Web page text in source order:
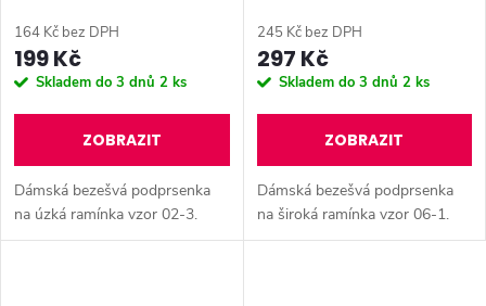
164 Kč bez DPH
199 Kč
Skladem do 3 dnů 2 ks
ZOBRAZIT
Dámská bezešvá podprsenka
na úzká ramínka vzor 02-3.
245 Kč bez DPH
297 Kč
Skladem do 3 dnů 2 ks
ZOBRAZIT
Dámská bezešvá podprsenka
na široká ramínka vzor 06-1.